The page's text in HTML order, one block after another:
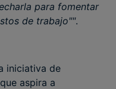
para fomentar
de trabajo"".
iniciativa de
que aspira a